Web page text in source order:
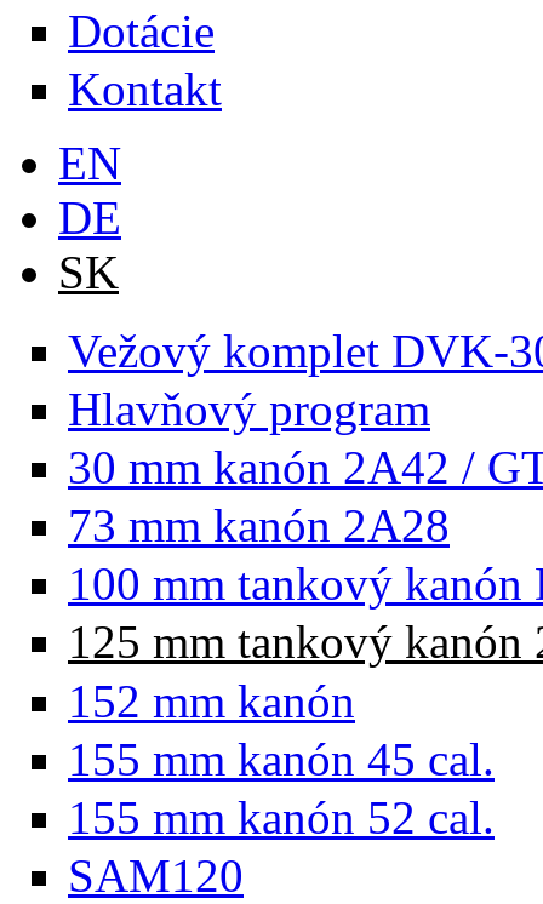
Dotácie
Kontakt
EN
DE
SK
Vežový komplet DVK-
Hlavňový program
30 mm kanón 2A42 /
73 mm kanón 2A28
100 mm tankový kanón
125 mm tankový
152 mm kanón
155 mm kanón 45 cal.
155 mm kanón 52 cal.
SAM120